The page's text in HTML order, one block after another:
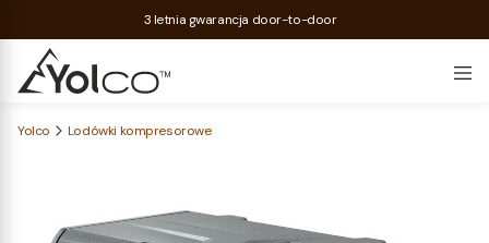
3 letnia gwarancja door-to-door
Yolco Lodówki kompresorowe